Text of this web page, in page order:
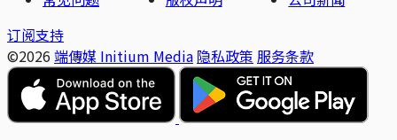
订阅支持
©2026 端傳媒 Initium Media 隐私政策 服务条款